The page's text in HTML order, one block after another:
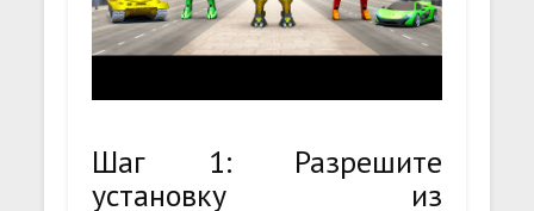
Шаг 1: Разрешите
установку из